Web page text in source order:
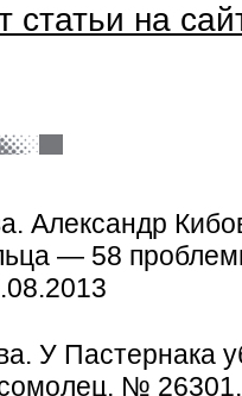
статьи на
Александр
— 58
У Пастернака
№